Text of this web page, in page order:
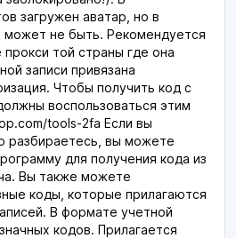
загружен аватар, но в
может не быть. Рекомендуется
той страны где она
записи привязана
Чтобы получить код с
воспользоваться этим
tools-2fa Если вы
разбираетесь, вы можете
для получения кода из
Вы также можете
коды, которые прилагаются
В формате учетной
кодов. Прилагается